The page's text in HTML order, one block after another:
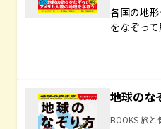
各国の地
をなぞっ
地球の
BOOKS 旅と